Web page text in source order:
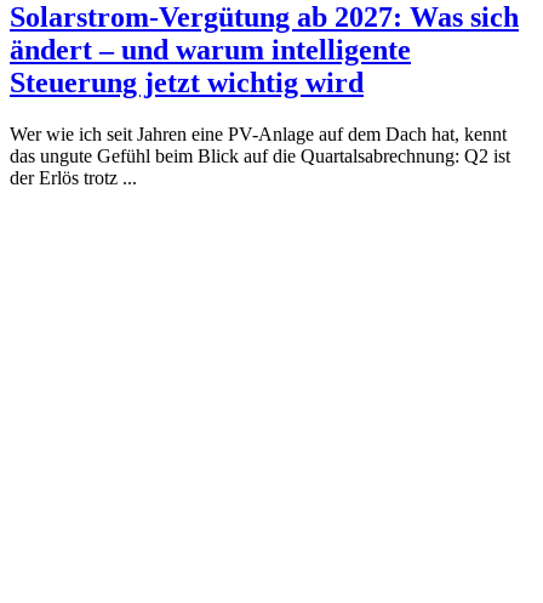
Solarstrom-Vergütung ab 2027: Was sich
ändert – und warum intelligente
Steuerung jetzt wichtig wird
Wer wie ich seit Jahren eine PV-Anlage auf dem Dach hat, kennt
das ungute Gefühl beim Blick auf die Quartalsabrechnung: Q2 ist
der Erlös trotz ...